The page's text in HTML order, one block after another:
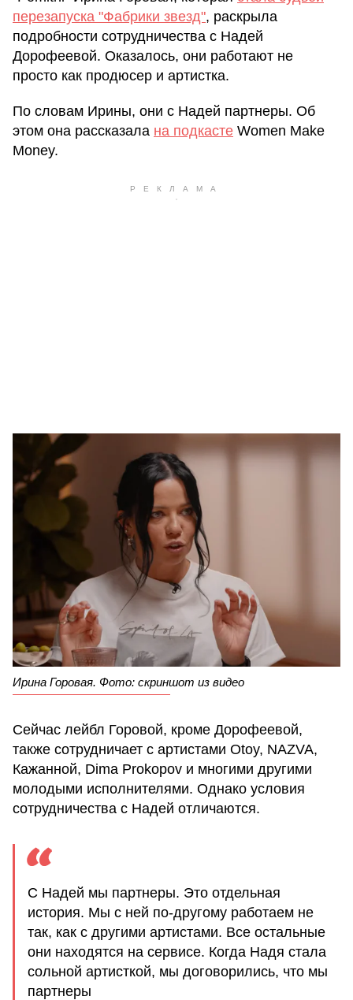
перезапуска "Фабрики звезд", раскрыла
подробности сотрудничества с Надей
Дорофеевой. Оказалось, они работают не
просто как продюсер и артистка.
По словам Ирины, они с Надей партнеры. Об
этом она рассказала на подкасте Women Make
Money.
Ирина Горовая. Фото: скриншот из видео
Сейчас лейбл Горовой, кроме Дорофеевой,
также сотрудничает с артистами Otoy, NAZVA,
Кажанной, Dima Prokopov и многими другими
молодыми исполнителями. Однако условия
сотрудничества с Надей отличаются.
С Надей мы партнеры. Это отдельная
история. Мы с ней по-другому работаем не
так, как с другими артистами. Все остальные
они находятся на сервисе. Когда Надя стала
сольной артисткой, мы договорились, что мы
партнеры